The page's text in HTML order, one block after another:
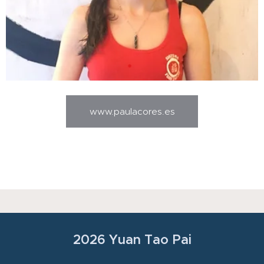
www.paulacores.es
2026 Yuan Tao Pai